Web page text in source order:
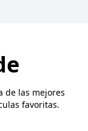
de las mejores
favoritas.